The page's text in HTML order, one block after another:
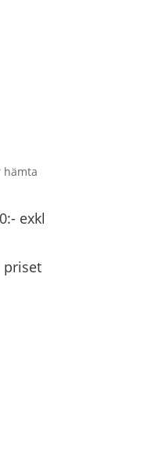
hämta
exkl
priset